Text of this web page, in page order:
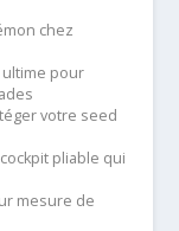
chez
ultime pour
votre seed
pliable qui
mesure de